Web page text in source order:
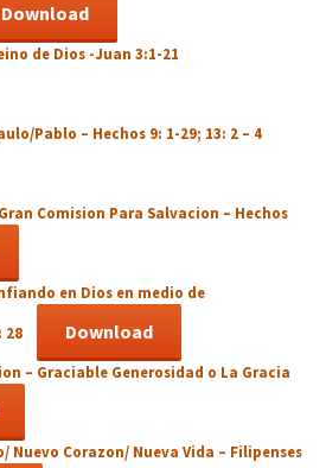
Download
de Dios -Juan 3:1-21
Pablo – Hechos 9: 1-29; 13: 2 – 4
Comision Para Salvacion – Hechos
en Dios en medio de
28 Download
– Graciable Generosidad o La Gracia
Nuevo Corazon/ Nueva Vida – Filipenses